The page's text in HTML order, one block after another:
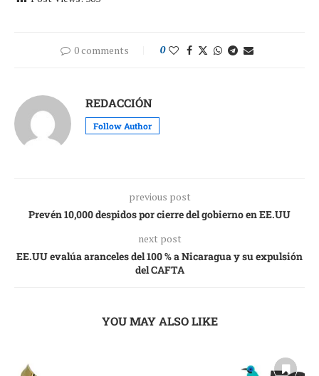
0 comments 0
REDACCIÓN
Follow Author
previous post
Prevén 10,000 despidos por cierre del gobierno en EE.UU
next post
EE.UU evalúa aranceles del 100 % a Nicaragua y su expulsión
del CAFTA
YOU MAY ALSO LIKE